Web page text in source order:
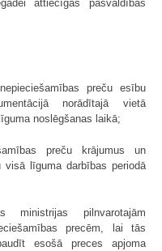
attiecīgās pašvaldības
preču esību
norādītajā vietā
noslēgšanas laikā;
preču krājumus un
visā līguma darbības periodā
ministrijas pilnvarotajām
precēm, lai tās
esošā preces apjoma